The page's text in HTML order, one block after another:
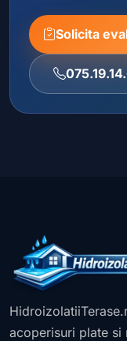
Solicita
acoperisuri plate si